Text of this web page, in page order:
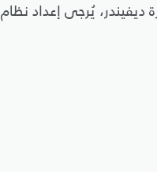
ديفيندر، يُرجى إعداد نظام